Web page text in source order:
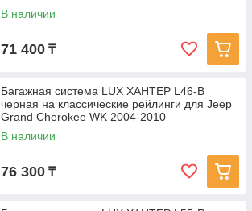
В наличии
71 400 ₸
Багажная система LUX ХАНТЕР L46-B
черная на классические рейлинги для Jeep
Grand Cherokee WK 2004-2010
В наличии
76 300 ₸